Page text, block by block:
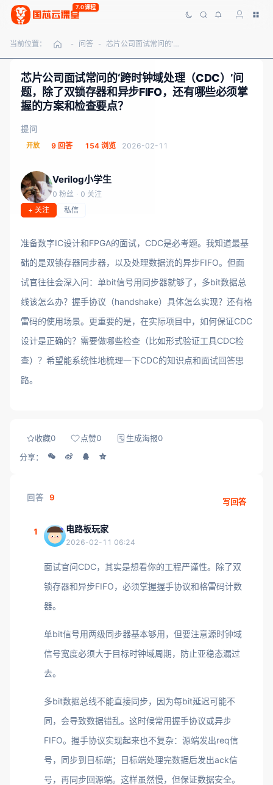
7.0课程
当前位置： - 问答 - 芯片公司面试常问的‘跨时钟域处理（CDC）’问题，除了双锁存器和异步FIFO，还有哪些必须掌握的方案和检查要点？
芯片公司面试常问的‘跨时钟域处理（CDC）’问
题，除了双锁存器和异步FIFO，还有哪些必须掌
握的方案和检查要点？
提问
开放 9 回答 154 浏览 2026-02-11
Verilog小学生
0 粉丝 · 0 关注
+ 关注
私信
准备数字IC设计和FPGA的面试，CDC是必考题。我知道最基
础的是双锁存器同步器，以及处理数据流的异步FIFO。但面
试官往往会深入问：单bit信号用同步器就够了，多bit数据总
线该怎么办？握手协议（handshake）具体怎么实现？还有格
雷码的使用场景。更重要的是，在实际项目中，如何保证CDC
设计是正确的？需要做哪些检查（比如形式验证工具CDC检
查）？希望能系统性地梳理一下CDC的知识点和面试回答思
路。
收藏0 点赞0 生成海报0
分享：
回答 9 写回答
1 电路板玩家
2026-02-11 06:24
面试官问CDC，其实是想看你的工程严谨性。除了双
锁存器和异步FIFO，必须掌握握手协议和格雷码计数
器。
单bit信号用两级同步器基本够用，但要注意源时钟域
信号宽度必须大于目标时钟域周期，防止亚稳态漏过
去。
多bit数据总线不能直接同步，因为每bit延迟可能不
同，会导致数据错乱。这时候常用握手协议或异步
FIFO。握手协议实现起来也不复杂：源端发出req信
号，同步到目标端；目标端处理完数据后发出ack信
号，再同步回源端。这样虽然慢，但保证数据安全。